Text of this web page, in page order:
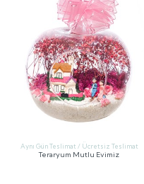
Aynı Gün Teslimat / Ücretsiz Teslimat
Teraryum Mutlu Evimiz